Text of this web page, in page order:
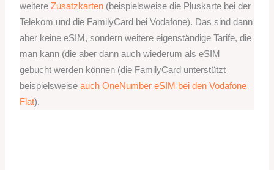
weitereZusatzkarten (beispielsweise die Pluskarte bei der
Telekom und die FamilyCard bei Vodafone). Das sind dann
aber keine eSIM, sondern weitere eigenständige Tarife, die
man kann (die aber dann auch wiederum als eSIM
gebucht werden können (die FamilyCard unterstützt
beispielsweiseauch OneNumber eSIM bei den Vodafone
Flat).